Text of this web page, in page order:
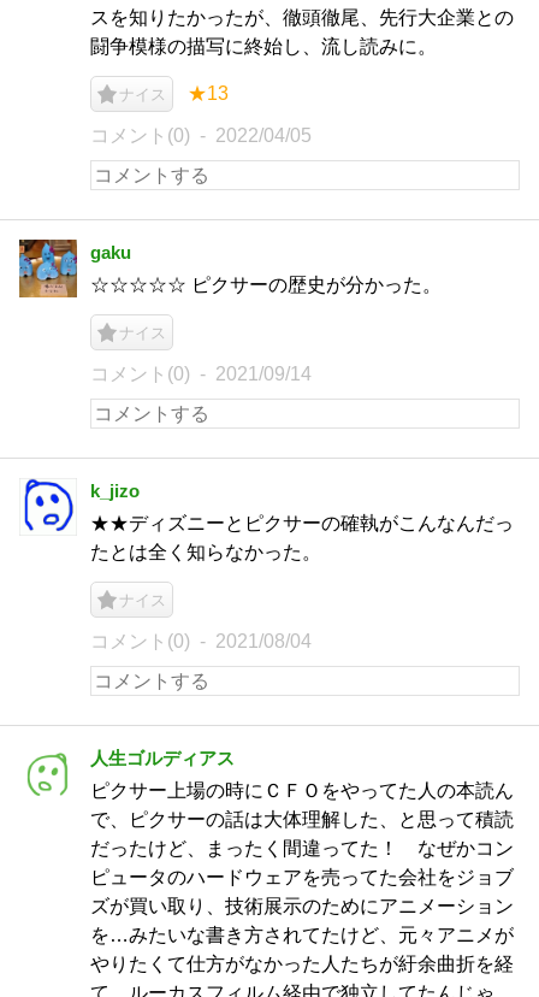
スを知りたかったが、徹頭徹尾、先行大企業との
闘争模様の描写に終始し、流し読みに。
ナイス ★13
コメント(0) 2022/04/05
gaku
☆☆☆☆☆ ピクサーの歴史が分かった。
ナイス
コメント(0) 2021/09/14
k_jizo
★★ディズニーとピクサーの確執がこんなんだっ
たとは全く知らなかった。
ナイス
コメント(0) 2021/08/04
人生ゴルディアス
ピクサー上場の時にＣＦＯをやってた人の本読ん
で、ピクサーの話は大体理解した、と思って積読
だったけど、まったく間違ってた！ なぜかコン
ピュータのハードウェアを売ってた会社をジョブ
ズが買い取り、技術展示のためにアニメーション
を…みたいな書き方されてたけど、元々アニメが
やりたくて仕方がなかった人たちが紆余曲折を経
て、ルーカスフィルム経由で独立してたんじゃ